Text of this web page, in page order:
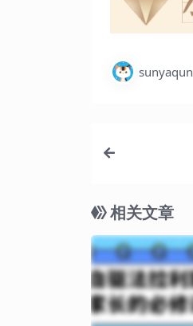
sunyaqun
相关文章